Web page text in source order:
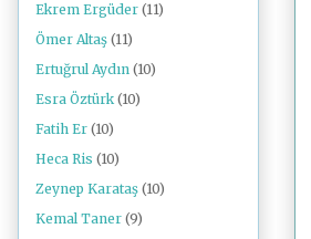
Ekrem Ergüder (11)
Ömer Altaş (11)
Ertuğrul Aydın (10)
Esra Öztürk (10)
Fatih Er (10)
Heca Ris (10)
Zeynep Karataş (10)
Kemal Taner (9)